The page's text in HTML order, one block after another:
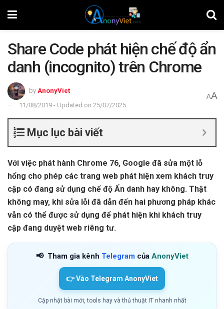
Share Code phát hiện chế độ ẩn
danh (incognito) trên Chrome
by AnonyViet
11/08/2019 - Updated on 25/07/2025
AA
Mục lục bài viết
Với việc phát hành Chrome 76, Google đã sửa một lỗ
hổng cho phép các trang web phát hiện xem khách truy
cập có đang sử dụng chế độ Ẩn danh hay không. Thật
không may, khi sửa lỗi đã dẫn đến hai phương pháp khác
vẫn có thể được sử dụng để phát hiện khi khách truy
cập đang duyệt web riêng tư.
📢 Tham gia kênh Telegram của AnonyViet
👉 Vào Telegram AnonyViet
Cập nhật bài mới, tools hay và thủ thuật IT nhanh nhất